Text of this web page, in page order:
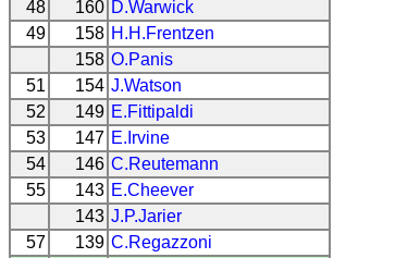
48
160 D.Warwick
49
158 H.H.Frentzen
158 O.Panis
51
154 J.Watson
52
149 E.Fittipaldi
53
147 E.Irvine
54
146 C.Reutemann
55
143 E.Cheever
143 J.P.Jarier
57
139 C.Regazzoni